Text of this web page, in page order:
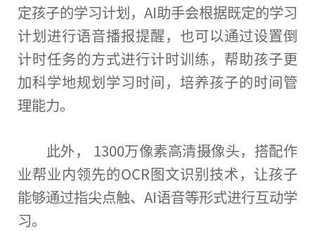
定孩子的学习计划，AI助手会根据既定的学习
计划进行语音播报提醒，也可以通过设置倒
计时任务的方式进行计时训练，帮助孩子更
加科学地规划学习时间，培养孩子的时间管
理能力。
此外， 1300万像素高清摄像头，搭配作
业帮业内领先的OCR图文识别技术，让孩子
能够通过指尖点触、AI语音等形式进行互动学
习。